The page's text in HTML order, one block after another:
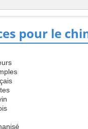
pour le